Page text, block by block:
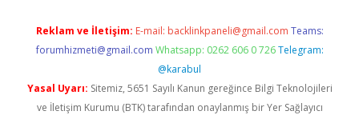
Reklam ve İletişim: E-mail: backlinkpaneli@gmail.com Teams:
forumhizmeti@gmail.com Whatsapp: 0262 606 0 726 Telegram:
@karabul
Yasal Uyarı: Sitemiz, 5651 Sayılı Kanun gereğince Bilgi Teknolojileri
ve İletişim Kurumu (BTK) tarafından onaylanmış bir Yer Sağlayıcı